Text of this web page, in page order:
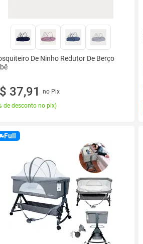
De Ninho Redutor De Berço
37,91
no Pix
de desconto no pix)
Full